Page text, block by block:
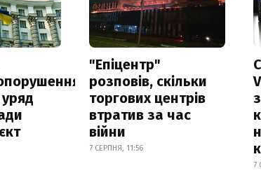
"Епіцентр"
розповів, скільки
торгових центрів
втратив за час
війни
7 СЕРПНЯ, 11:56
7